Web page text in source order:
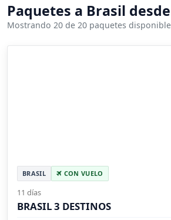
Paquetes a Brasil
Mostrando 20 de 20 paquetes
BRASIL CON VUELO
11 días
BRASIL 3 DESTINOS